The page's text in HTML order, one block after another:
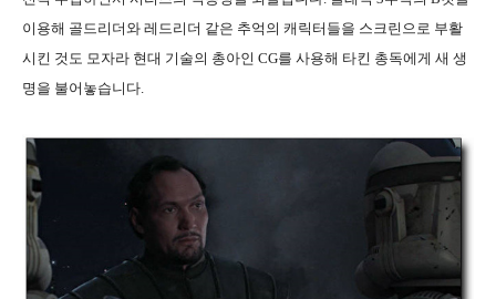
이용해 골드리더와 레드리더 같은 추억의 캐릭터들을 스크린으로 부활
시킨 것도 모자라 현대 기술의 총아인 CG를 사용해 타킨 총독에게 새 생
명을 불어놓습니다.